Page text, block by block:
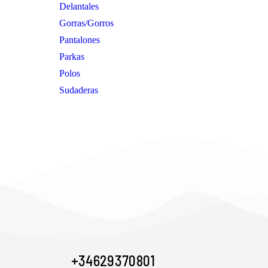
Delantales
Gorras/Gorros
Pantalones
Parkas
Polos
Sudaderas
+34 629 370 801